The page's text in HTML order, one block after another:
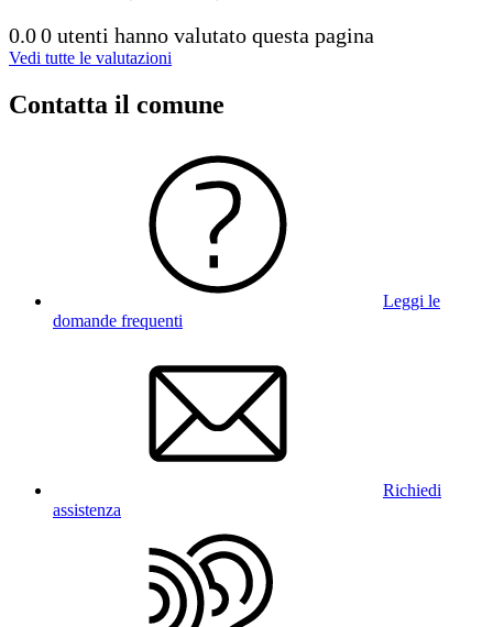
0.00 utenti hanno valutato questa pagina
Vedi tutte le valutazioni
Contatta il comune
Leggi le
domande frequenti
Richiedi
assistenza